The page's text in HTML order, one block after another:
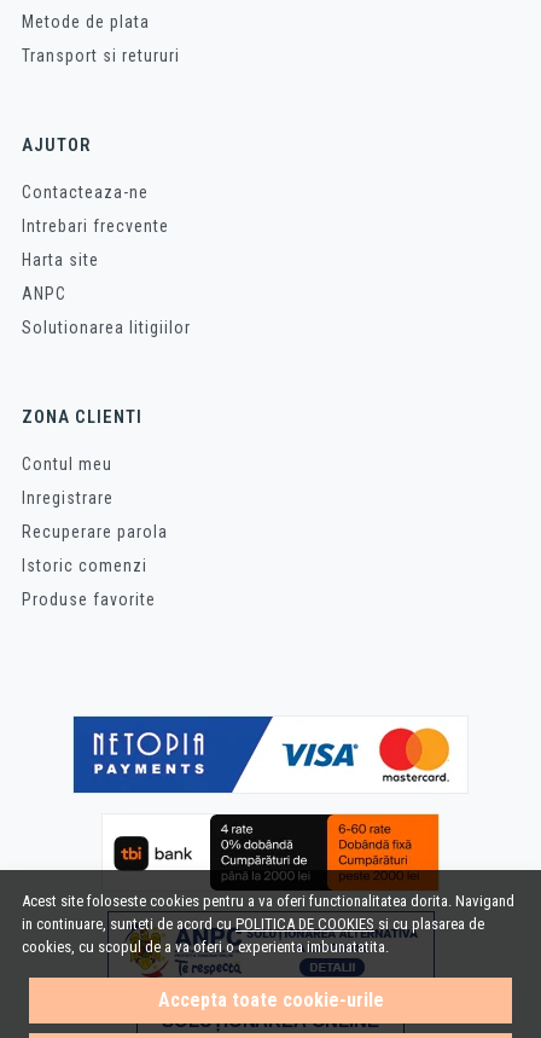
Acest site foloseste cookies pentru a va oferi functionalitatea dorita. Navigand
in continuare, sunteti de acord cuPOLITICA DE COOKIES si cu plasarea de
cookies, cu scopul de a va oferi o experienta imbunatatita.
Accepta toate cookie-urile
Metode de plata
Transport si retururi
AJUTOR
Contacteaza-ne
Intrebari frecvente
Harta site
ANPC
Solutionarea litigiilor
ZONA CLIENTI
Contul meu
Inregistrare
Recuperare parola
Istoric comenzi
Produse favorite